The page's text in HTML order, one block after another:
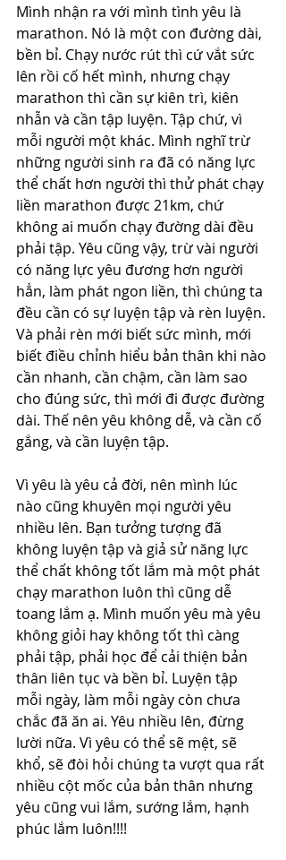
Mình nhận ra với mình tình yêu là
marathon. Nó là một con đường dài,
bền bỉ. Chạy nước rút thì cứ vắt sức
lên rồi cố hết mình, nhưng chạy
marathon thì cần sự kiên trì, kiên
nhẫn và cần tập luyện. Tập chứ, vì
mỗi người một khác. Mình nghĩ trừ
những người sinh ra đã có năng lực
thể chất hơn người thì thử phát chạy
liền marathon được 21km, chứ
không ai muốn chạy đường dài đều
phải tập. Yêu cũng vậy, trừ vài người
có năng lực yêu đương hơn người
hẳn, làm phát ngon liền, thì chúng ta
đều cần có sự luyện tập và rèn luyện.
Và phải rèn mới biết sức mình, mới
biết điều chỉnh hiểu bản thân khi nào
cần nhanh, cần chậm, cần làm sao
cho đúng sức, thì mới đi được đường
dài. Thế nên yêu không dễ, và cần cố
gắng, và cần luyện tập.
Vì yêu là yêu cả đời, nên mình lúc
nào cũng khuyên mọi người yêu
nhiều lên. Bạn tưởng tượng đã
không luyện tập và giả sử năng lực
thể chất không tốt lắm mà một phát
chạy marathon luôn thì cũng dễ
toang lắm ạ. Mình muốn yêu mà yêu
không giỏi hay không tốt thì càng
phải tập, phải học để cải thiện bản
thân liên tục và bền bỉ. Luyện tập
mỗi ngày, làm mỗi ngày còn chưa
chắc đã ăn ai. Yêu nhiều lên, đừng
lười nữa. Vì yêu có thể sẽ mệt, sẽ
khổ, sẽ đòi hỏi chúng ta vượt qua rất
nhiều cột mốc của bản thân nhưng
yêu cũng vui lắm, sướng lắm, hạnh
phúc lắm luôn!!!!